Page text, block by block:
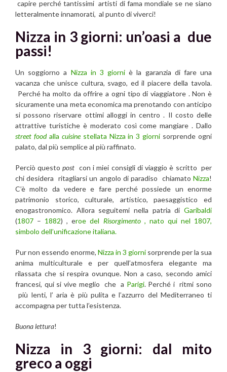
capire perché tantissimi artisti di fama mondiale se ne siano
letteralmente innamorati, al punto di viverci!
Nizza in 3 giorni: un’oasi a due
passi!
Un soggiorno a Nizza in 3 giorni è la garanzia di fare una
vacanza che unisce cultura, svago, ed il piacere della tavola.
Perché ha molto da offrire a ogni tipo di viaggiatore . Non è
sicuramente una meta economica ma prenotando con anticipo
si possono riservare ottimi alloggi in centro . Il costo delle
attrattive turistiche è moderato così come mangiare . Dallo
street food alla cuisinestellata Nizza in 3 giorni sorprende ogni
palato, dal più semplice al più raffinato.
Perciò questopost con i miei consigli di viaggio è scritto per
chi desidera ritagliarsi un angolo di paradiso chiamato Nizza!
C’è molto da vedere e fare perché possiede un enorme
patrimonio storico, culturale, artistico, paesaggistico ed
enogastronomico. Allora seguitemi nella patria di Garibaldi
(1807 – 1882) , eroe del Risorgimento, nato qui nel 1807,
simbolo dell’unificazione italiana.
Pur non essendo enorme, Nizza in 3 giorni sorprende per la sua
anima multiculturale e per quell’atmosfera elegante ma
rilassata che si respira ovunque. Non a caso, secondo amici
francesi, qui si vive meglio che a Parigi. Perché i ritmi sono
più lenti, l’ aria è più pulita e l’azzurro del Mediterraneo ti
accompagna per tutta l’esistenza.
Buona lettura!
Nizza in 3 giorni: dal mito
greco a oggi